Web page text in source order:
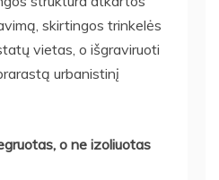
skirtingos trinkelės
vietas, o išgraviruoti
urbanistinį
o ne izoliuotas